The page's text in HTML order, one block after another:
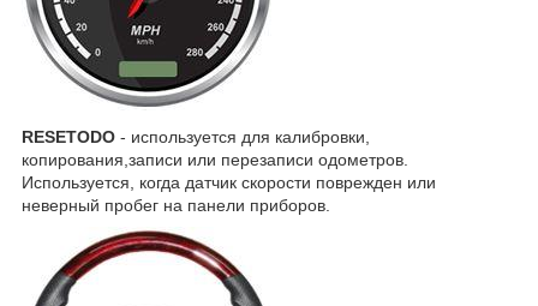
RESETODO - используется для калибровки,
копирования,записи или перезаписи одометров.
Используется, когда датчик скорости поврежден или
неверный пробег на панели приборов.